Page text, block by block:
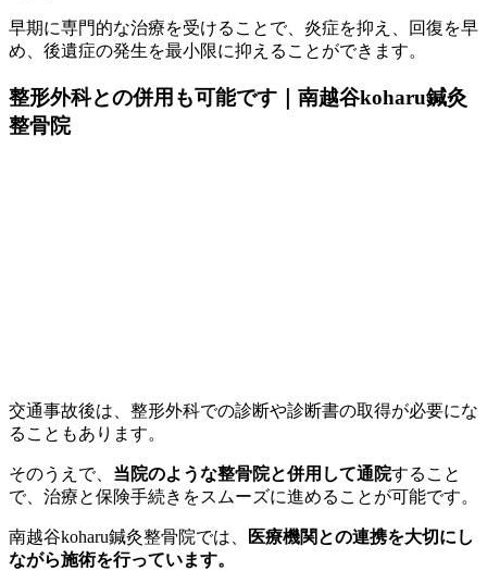
早期に専門的な治療を受けることで、炎症を抑え、回復を早
め、後遺症の発生を最小限に抑えることができます。
整形外科との併用も可能です｜南越谷koharu鍼灸
整骨院
交通事故後は、整形外科での診断や診断書の取得が必要にな
ることもあります。
そのうえで、 当院のような整骨院と併用して通院すること
で、治療と保険手続きをスムーズに進めることが可能です。
南越谷koharu鍼灸整骨院では、
医療機関との連携を大切にし
ながら施術を行っています。